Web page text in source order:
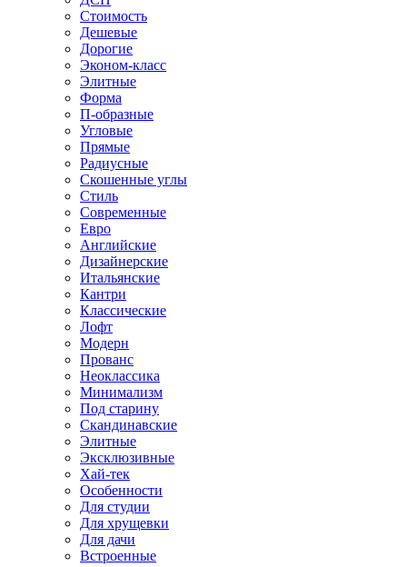
Стоимость
Дешевые
Дорогие
Эконом-класс
Элитные
Форма
П-образные
Угловые
Прямые
Радиусные
Скошенные углы
Стиль
Современные
Евро
Английские
Дизайнерские
Итальянские
Кантри
Классические
Лофт
Модерн
Прованс
Неоклассика
Минимализм
Под старину
Скандинавские
Элитные
Эксклюзивные
Хай-тек
Особенности
Для студии
Для хрущевки
Для дачи
Встроенные